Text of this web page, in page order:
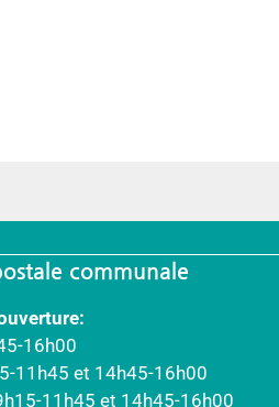
communale
16h00
11h45 et 14h45-16h00
11h45 et 14h45-16h00